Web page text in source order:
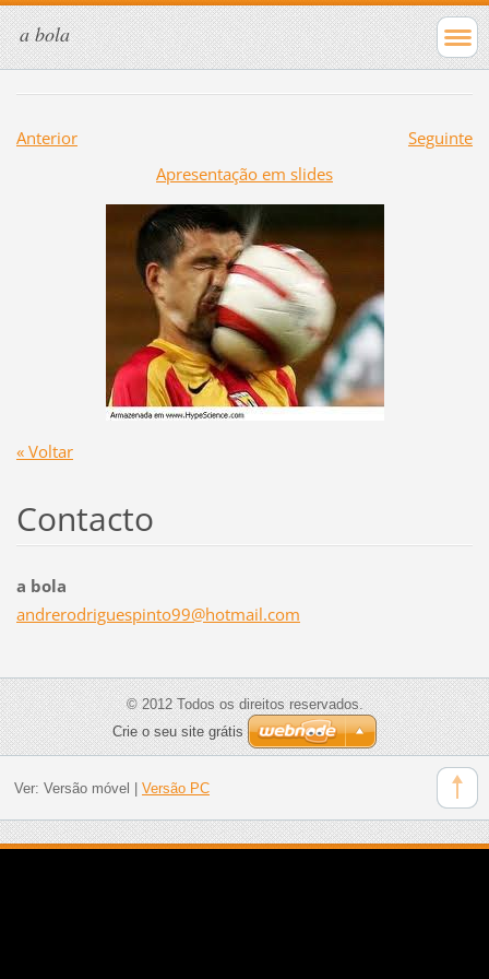
a bola
Anterior
Seguinte
Apresentação em slides
« Voltar
Contacto
a bola
andrerodriguespinto99@hotmail.com
© 2012 Todos os direitos reservados.
Crie o seu site grátis
Ver: Versão móvel Versão PC